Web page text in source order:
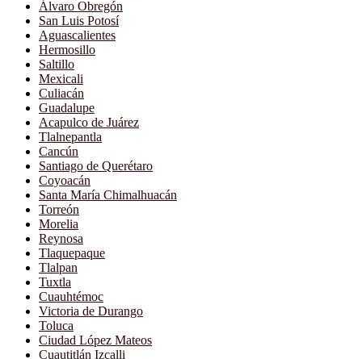
Álvaro Obregón
San Luis Potosí
Aguascalientes
Hermosillo
Saltillo
Mexicali
Culiacán
Guadalupe
Acapulco de Juárez
Tlalnepantla
Cancún
Santiago de Querétaro
Coyoacán
Santa María Chimalhuacán
Torreón
Morelia
Reynosa
Tlaquepaque
Tlalpan
Tuxtla
Cuauhtémoc
Victoria de Durango
Toluca
Ciudad López Mateos
Cuautitlán Izcalli